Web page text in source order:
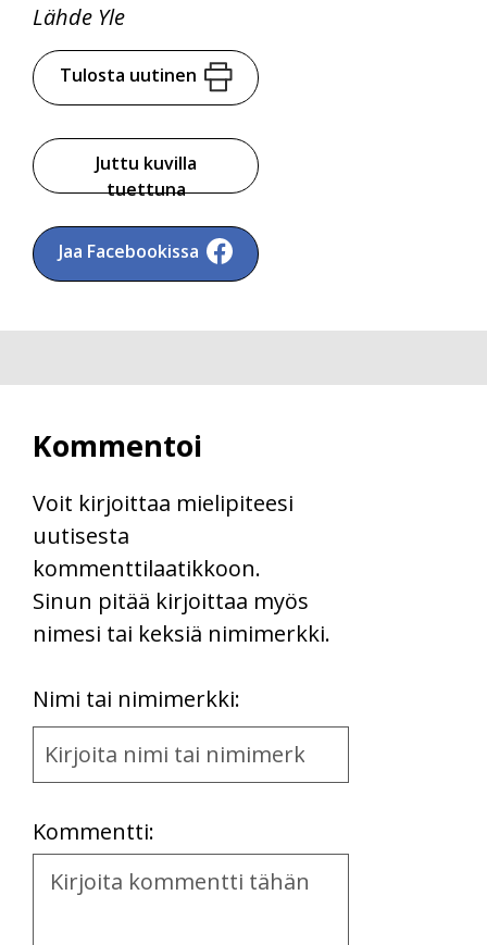
Lähde Yle
Tulosta uutinen
Juttu kuvilla
tuettuna
Jaa Facebookissa
Kommentoi
Voit kirjoittaa mielipiteesi
uutisesta
kommenttilaatikkoon.
Sinun pitää kirjoittaa myös
nimesi tai keksiä nimimerkki.
Nimi tai nimimerkki:
Name
and
Kommentti:
Kommentti